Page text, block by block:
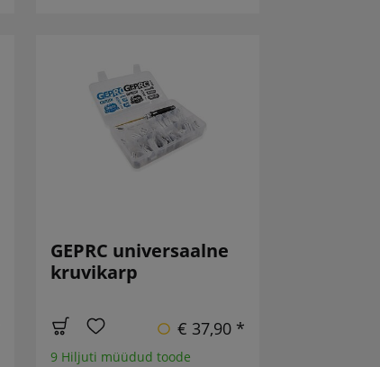
GEPRC universaalne
kruvikarp
€ 37,90 *
9 Hiljuti müüdud toode